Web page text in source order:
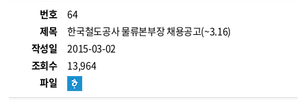
번호
64
제목
한국철도공사 물류본부장 채용공고(~3.16)
작성일
2015-03-02
조회수
13,964
파일